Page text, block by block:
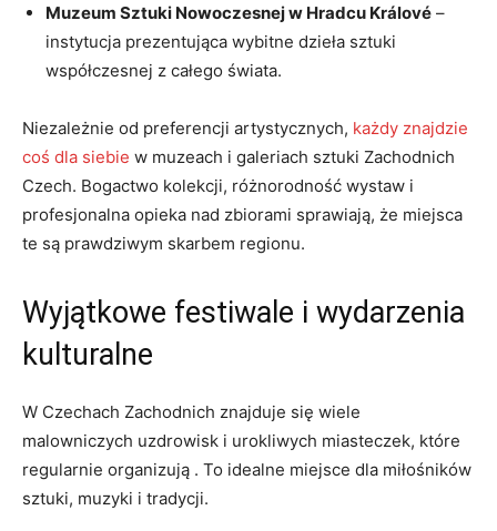
Muzeum Sztuki Nowoczesnej w Hradcu ⁣Králové –
instytucja prezentująca wybitne ⁣dzieła ​sztuki
współczesnej z całego świata.
Niezależnie od preferencji ​artystycznych, każdy znajdzie
coś dla siebie ‍w muzeach​ i galeriach sztuki ⁣Zachodnich
Czech. Bogactwo ⁢kolekcji, różnorodność‌ wystaw i
profesjonalna opieka nad zbiorami sprawiają, że miejsca
te są prawdziwym skarbem ​regionu.
Wyjątkowe festiwale i wydarzenia
kulturalne
W Czechach Zachodnich ⁤znajduje się wiele
malowniczych uzdrowisk i urokliwych⁢ miasteczek, które
regularnie organizują . To idealne miejsce dla miłośników
sztuki, muzyki i tradycji.